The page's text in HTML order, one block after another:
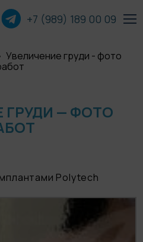
+7 (989) 189 00 09
Увеличение груди - фото
ГРУДИ — ФОТО
Polytech